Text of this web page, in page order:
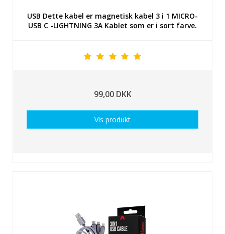
USB Dette kabel er magnetisk kabel 3 i 1 MICRO-
USB C -LIGHTNING 3A Kablet som er i sort farve.
99,00 DKK
Vis produkt